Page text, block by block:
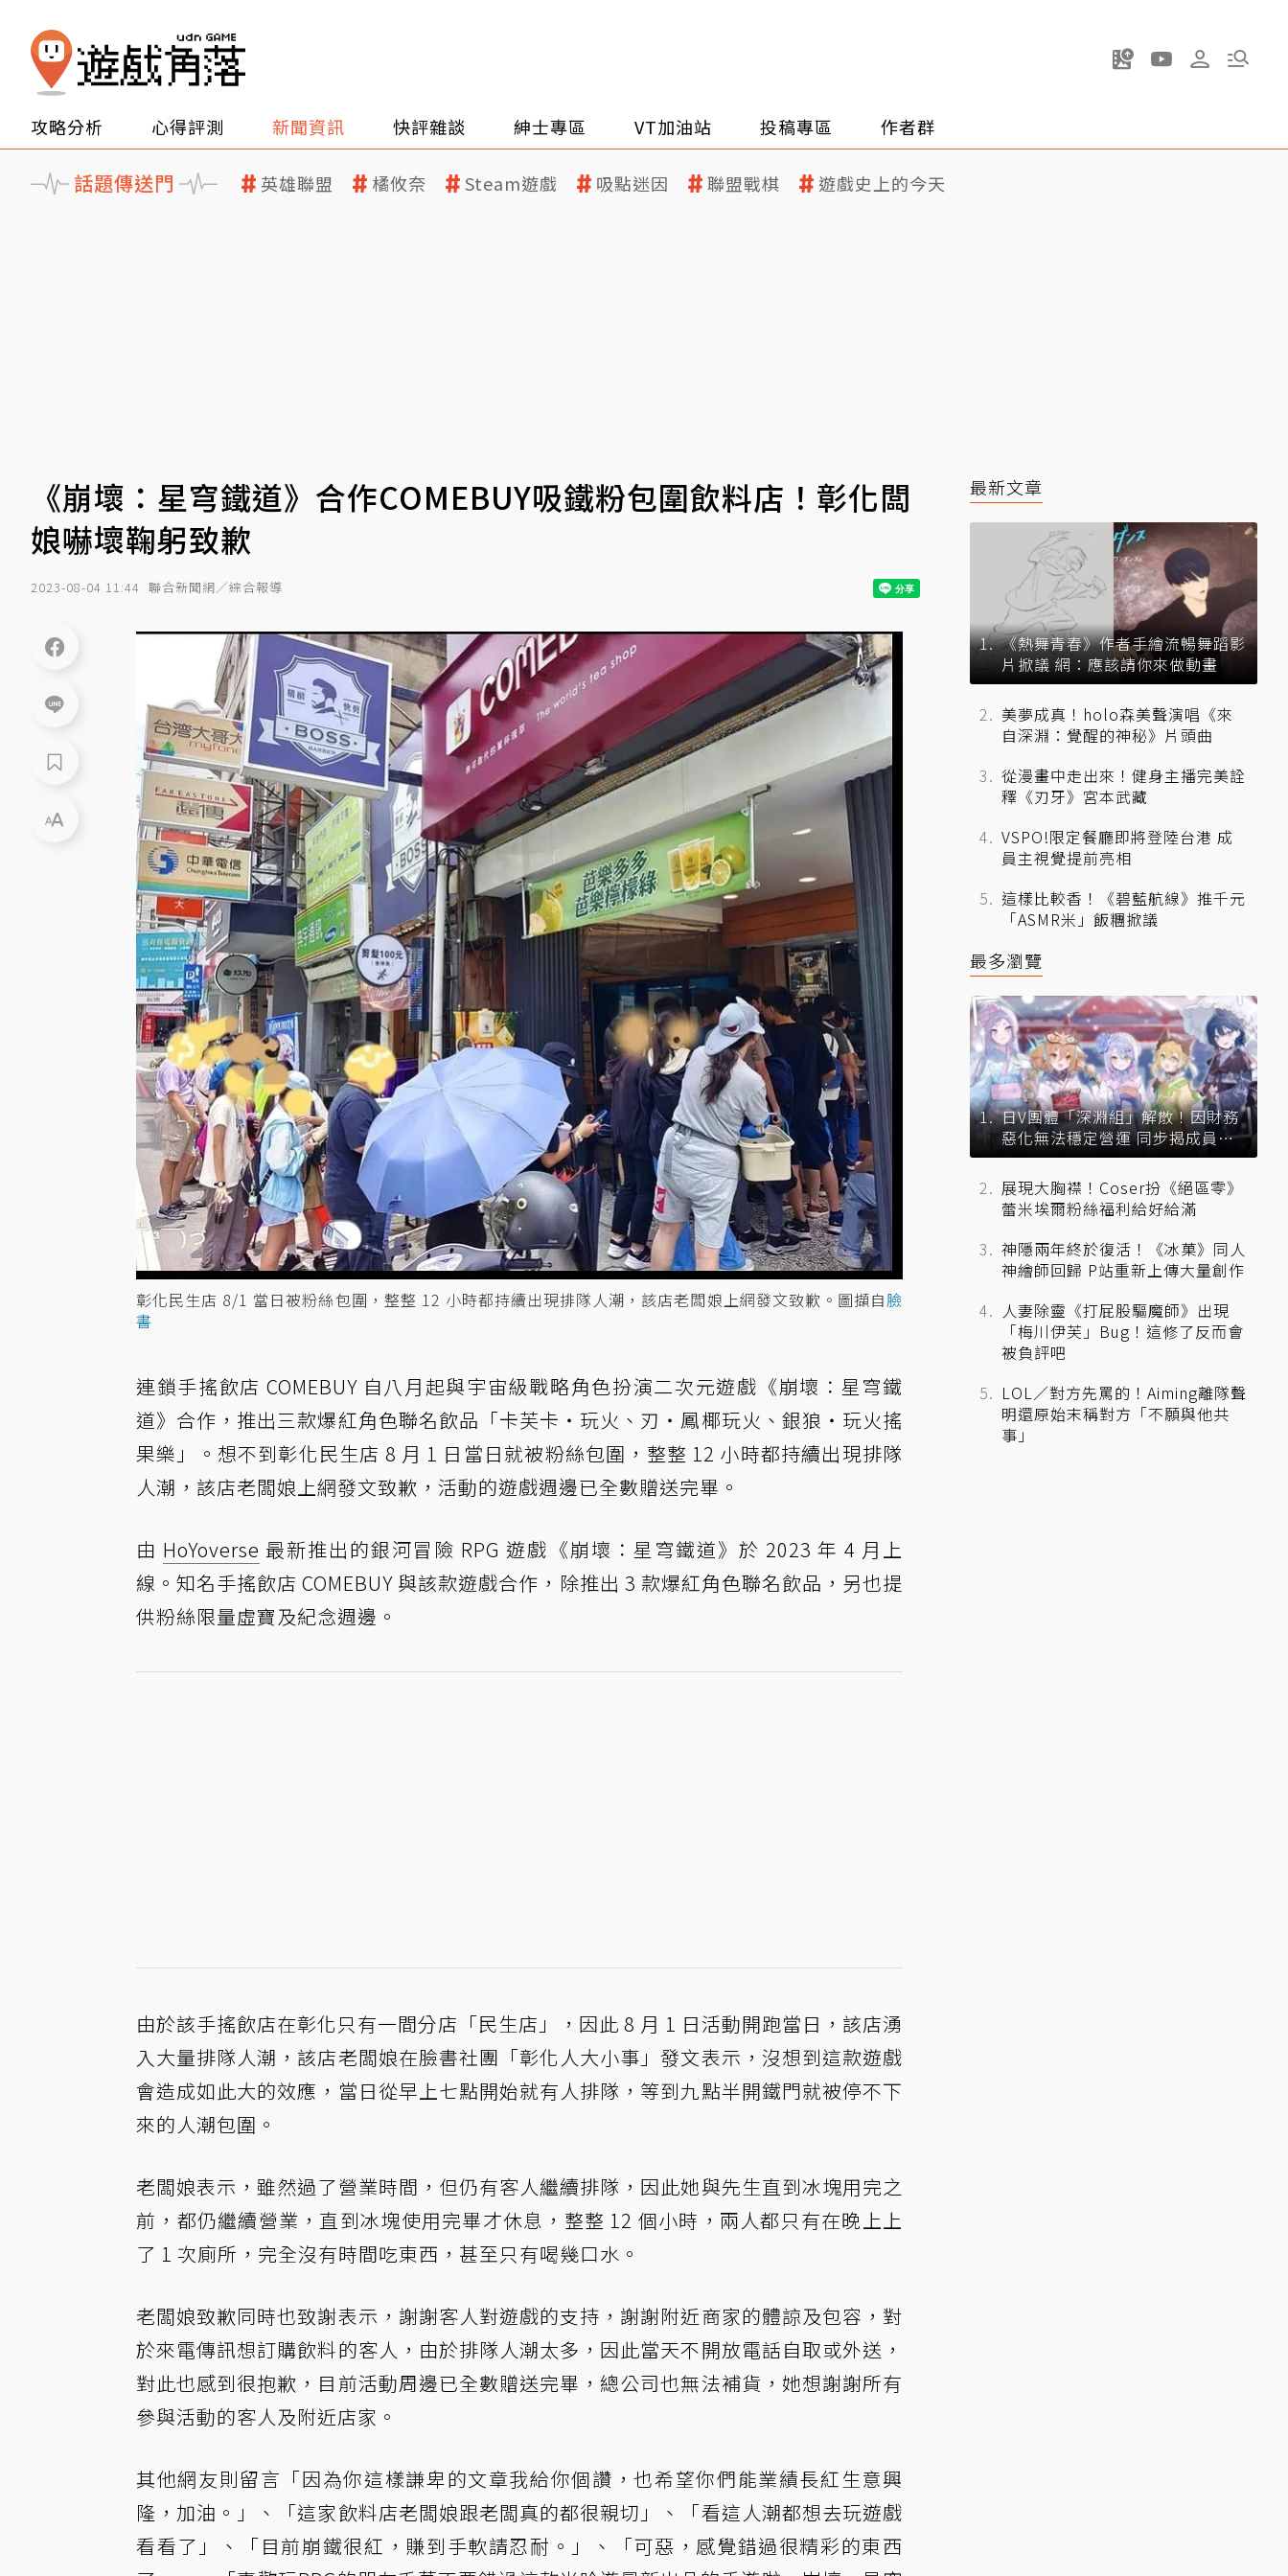
攻略分析 心得評測 新聞資訊 快評雜談 紳士專區 VT加油站 投稿專區 作者群
話題傳送門 英雄聯盟 橘攸奈 Steam遊戲 吸點迷因 聯盟戰棋 遊戲史上的今天
《崩壞：星穹鐵道》合作COMEBUY吸鐵粉包圍飲料店！彰化闆
娘嚇壞鞠躬致歉
2023-08-04 11:44 聯合新聞網／綜合報導
彰化民生店 8/1 當日被粉絲包圍，整整 12 小時都持續出現排隊人潮，該店老闆娘上網發文致歉。圖擷自臉
書
連鎖手搖飲店 COMEBUY 自八月起與宇宙級戰略角色扮演二次元遊戲《崩壞：星穹鐵
道》合作，推出三款爆紅角色聯名飲品「卡芙卡・玩火、刃・鳳椰玩火、銀狼・玩火搖
果樂」。想不到彰化民生店 8 月 1 日當日就被粉絲包圍，整整 12 小時都持續出現排隊
人潮，該店老闆娘上網發文致歉，活動的遊戲週邊已全數贈送完畢。
由 HoYoverse 最新推出的銀河冒險 RPG 遊戲《崩壞：星穹鐵道》於 2023 年 4 月上
線。知名手搖飲店 COMEBUY 與該款遊戲合作，除推出 3 款爆紅角色聯名飲品，另也提
供粉絲限量虛寶及紀念週邊。
由於該手搖飲店在彰化只有一間分店「民生店」，因此 8 月 1 日活動開跑當日，該店湧
入大量排隊人潮，該店老闆娘在臉書社團「彰化人大小事 」發文表示，沒想到這款遊戲
會造成如此大的效應，當日從早上七點開始就有人排隊，等到九點半開鐵門就被停不下
來的人潮包圍。
老闆娘表示，雖然過了營業時間，但仍有客人繼續排隊，因此她與先生直到冰塊用完之
前，都仍繼續營業，直到冰塊使用完畢才休息，整整 12 個小時，兩人都只有在晚上上
了 1 次廁所，完全沒有時間吃東西，甚至只有喝幾口水。
老闆娘致歉同時也致謝表示，謝謝客人對遊戲的支持，謝謝附近商家的體諒及包容，對
於來電傳訊想訂購飲料的客人，由於排隊人潮太多，因此當天不開放電話自取或外送，
對此也感到很抱歉，目前活動周邊已全數贈送完畢，總公司也無法補貨，她想謝謝所有
參與活動的客人及附近店家。
其他網友則留言「因為你這樣謙卑的文章我給你個讚，也希望你們能業績長紅生意興
隆，加油。」、「這家飲料店老闆娘跟老闆真的都很親切」、「看這人潮都想去玩遊戲
看看了」、「目前崩鐵很紅，賺到手軟請忍耐。」、「可惡，感覺錯過很精彩的東西
最新文章
《熱舞青春》作者手繪流暢舞蹈影
片掀議 網：應該請你來做動畫
美夢成真！holo森美聲演唱《來
自深淵：覺醒的神秘》片頭曲
從漫畫中走出來！健身主播完美詮
釋《刃牙》宮本武藏
VSPO!限定餐廳即將登陸台港 成
員主視覺提前亮相
這樣比較香！《碧藍航線》推千元
「ASMR米」飯糰掀議
最多瀏覽
日V團體「深淵組」解散！因財務
惡化無法穩定營運 同步揭成員未
來去向
展現大胸襟！Coser扮《絕區零》
蕾米埃爾粉絲福利給好給滿
神隱兩年終於復活！《冰菓》同人
神繪師回歸 P站重新上傳大量創作
人妻除靈《打屁股驅魔師》出現
「梅川伊芙」Bug！這修了反而會
被負評吧
LOL／對方先罵的！Aiming離隊聲
明還原始末稱對方「不願與他共
事」